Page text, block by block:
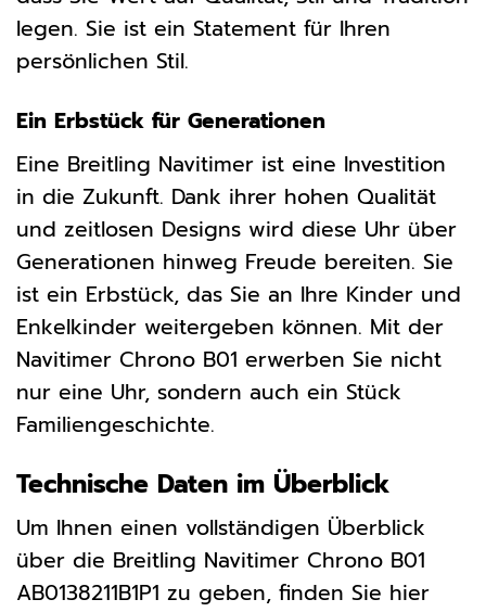
legen. Sie ist ein Statement für Ihren
persönlichen Stil.
Ein Erbstück für Generationen
Eine Breitling Navitimer ist eine Investition
in die Zukunft. Dank ihrer hohen Qualität
und zeitlosen Designs wird diese Uhr über
Generationen hinweg Freude bereiten. Sie
ist ein Erbstück, das Sie an Ihre Kinder und
Enkelkinder weitergeben können. Mit der
Navitimer Chrono B01 erwerben Sie nicht
nur eine Uhr, sondern auch ein Stück
Familiengeschichte.
Technische Daten im Überblick
Um Ihnen einen vollständigen Überblick
über die Breitling Navitimer Chrono B01
AB0138211B1P1 zu geben, finden Sie hier